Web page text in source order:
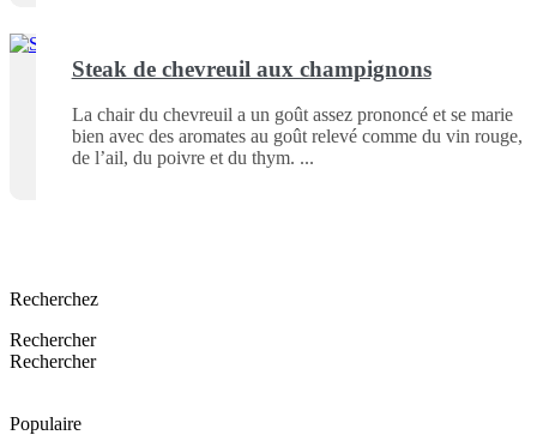
Steak de chevreuil aux champignons
La chair du chevreuil a un goût assez prononcé et se marie
bien avec des aromates au goût relevé comme du vin rouge,
de l’ail, du poivre et du thym.
Recherchez
Rechercher
Rechercher
Populaire